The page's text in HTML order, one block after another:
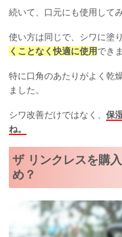
続いて、口元にも使用して
使い方は同じで、シワに塗
くことなく快適に使用でき
特に口角のあたりがよく乾
ました。
シワ改善だけではなく、 保
ね。
ザ リンクレスを購
め？